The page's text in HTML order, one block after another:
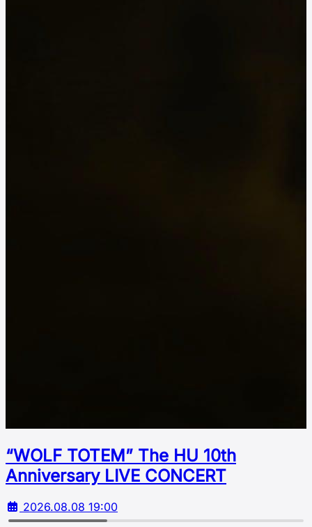
“WOLF TOTEM” The HU 10th
Аnniversary LIVE CONCERT
2026.08.08 19:00